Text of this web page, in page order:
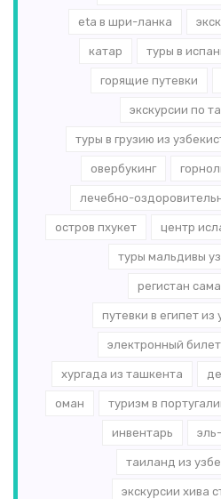
eta в шри-ланка
катар туры в
горящие путевки
экскурсии по
туры в грузию из
овербукинг
лечебно-
остров пхукет центр
туры мальдивы
регистан
путевки в египет из
электронный билет
хургада из ташкента
оман туризм в
инвентарь
таиланд из
экскурсии хива